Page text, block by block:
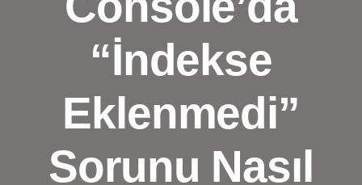
“İndekse
Eklenmedi”
Sorunu Nasıl